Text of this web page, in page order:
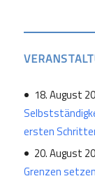
18. August
ersten
20. August
Grenzen setzen